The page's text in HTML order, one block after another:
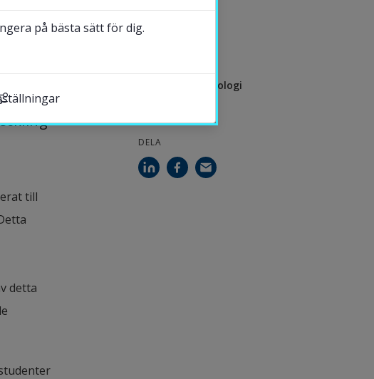
och
för
till
detta
Professor i psykologi
DELA
på bästa sätt för dig.